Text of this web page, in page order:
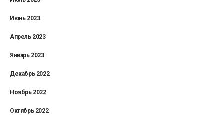
Июнь 2023
Апрель 2023
Январь 2023
Декабрь 2022
Ноябрь 2022
Октябрь 2022